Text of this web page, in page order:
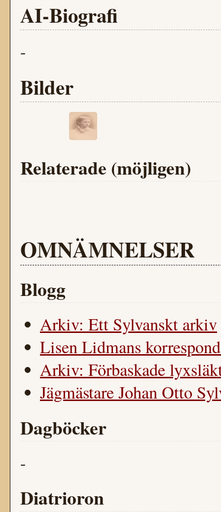
AI-Biografi
-
Bilder
Relaterade (möjligen)
OMNÄMNELSER
Blogg
Arkiv: Ett Sylvanskt arkiv
Lisen Lidmans
Arkiv: Förbaskade
Jägmästare Johan Otto
Dagböcker
-
Diatrioron